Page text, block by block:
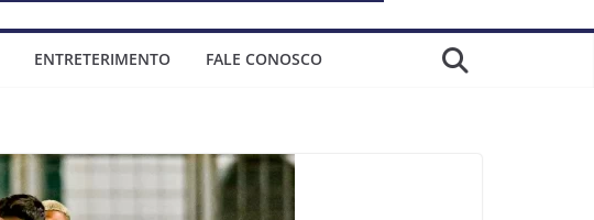
ENTRETERIMENTO FALE CONOSCO